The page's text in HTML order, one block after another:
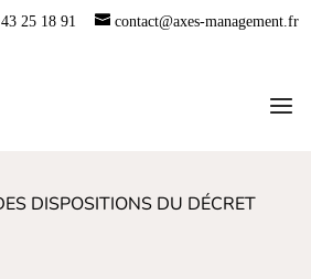
25 18 91 contact@axes-management.fr
DISPOSITIONS DU DÉCRET